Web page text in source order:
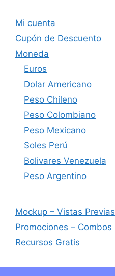
Mi cuenta
Cupón de Descuento
Moneda
Euros
Dolar Americano
Peso Chileno
Peso Colombiano
Peso Mexicano
Soles Perú
Bolivares Venezuela
Peso Argentino
Mockup – Vistas Previas
Promociones – Combos
Recursos Gratis